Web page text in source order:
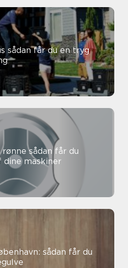
får du
dine maskiner
sådan får du